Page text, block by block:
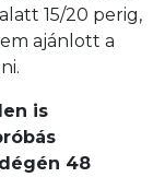
15/20 perig,
ajánlott a
is
48